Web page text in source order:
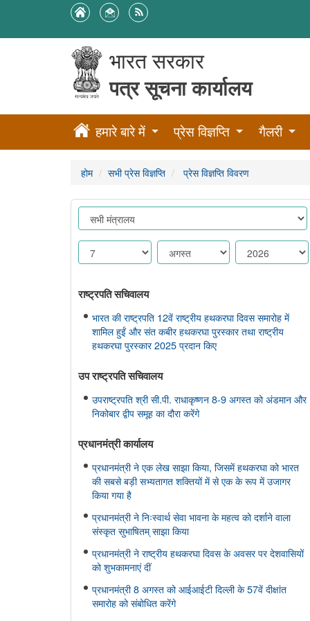
भारत सरकार
पत्र सूचना कार्यालय
हमारे बारे में प्रेस विज्ञप्ति गैलरी
होम सभी प्रेस विज्ञप्ति प्रेस विज्ञप्ति विवरण
राष्ट्रपति सचिवालय
भारत की राष्ट्रपति 12वें राष्ट्रीय हथकरघा दिवस समारोह में
शामिल हुईं और संत कबीर हथकरघा पुरस्कार तथा राष्ट्रीय
हथकरघा पुरस्कार 2025 प्रदान किए
उप राष्ट्रपति सचिवालय
उपराष्ट्रपति श्री सी.पी. राधाकृष्णन 8-9 अगस्त को अंडमान और
निकोबार द्वीप समूह का दौरा करेंगे
प्रधानमंत्री कार्यालय
प्रधानमंत्री ने एक लेख साझा किया, जिसमें हथकरघा को भारत
की सबसे बड़ी सभ्यतागत शक्तियों में से एक के रूप में उजागर
किया गया है
प्रधानमंत्री ने निःस्वार्थ सेवा भावना के महत्व को दर्शाने वाला
संस्कृत सुभाषितम् साझा किया
प्रधानमंत्री ने राष्ट्रीय हथकरघा दिवस के अवसर पर देशवासियों
को शुभकामनाएं दीं
प्रधानमंत्री 8 अगस्त को आईआईटी दिल्ली के 57वें दीक्षांत
समारोह को संबोधित करेंगे